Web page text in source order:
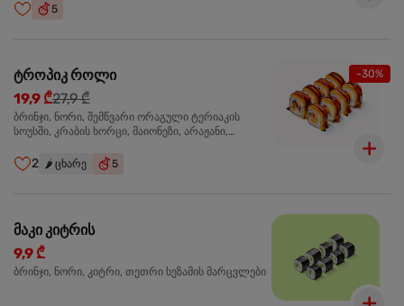
5
-30%
ტროპიკ როლი
19,9 ₾27,9 ₾
ბრინჯი, ნორი, შემწვარი ორაგული ტერიაკის
სოუსში, კრაბის ხორცი, მაიონეზი, არაჟანი,
სოუსი, მანგო-ჩილის გელი
2 🌶️ ცხარე 5
მაკი კიტრის
9,9 ₾
ბრინჯი, ნორი, კიტრი, თეთრი სეზამის მარცვლები